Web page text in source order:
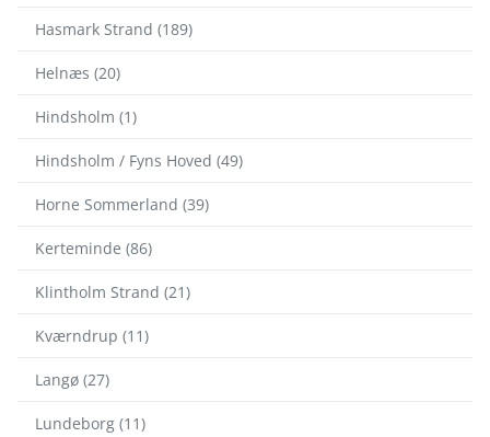
Hasmark Strand (189)
Helnæs (20)
Hindsholm (1)
Hindsholm / Fyns Hoved (49)
Horne Sommerland (39)
Kerteminde (86)
Klintholm Strand (21)
Kværndrup (11)
Langø (27)
Lundeborg (11)